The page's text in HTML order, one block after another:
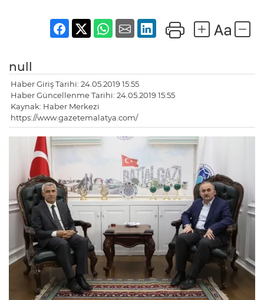
null
Haber Giriş Tarihi: 24.05.2019 15:55
Haber Güncellenme Tarihi: 24.05.2019 15:55
Kaynak: Haber Merkezi
https://www.gazetemalatya.com/